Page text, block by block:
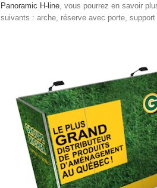
Panoramic H-line , vous pourrez en savoir
suivants : arche, réserve avec porte,